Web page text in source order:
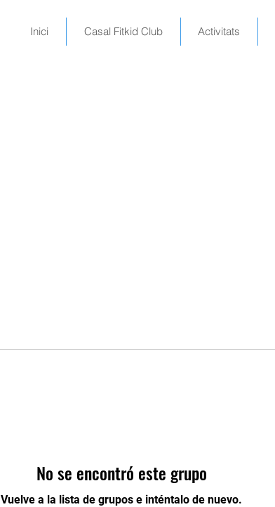
Inici Casal Fitkid Club Activitats
No se encontró este grupo
Vuelve a la lista de grupos e inténtalo de nuevo.